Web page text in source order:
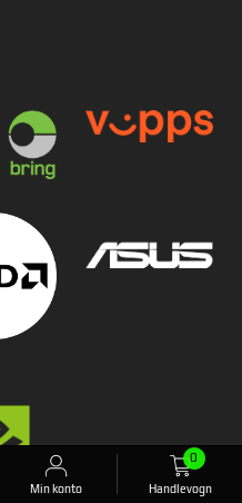
Min konto Handlevogn
0